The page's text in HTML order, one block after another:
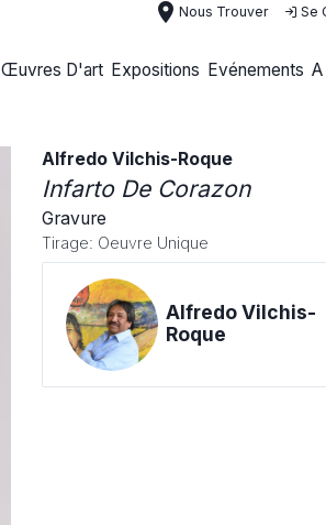
place Nous Trouver Se
Œuvres D'art Expositions Evénements
Alfredo Vilchis-Roque
Infarto De Corazon
Gravure
Tirage: Oeuvre Unique
Alfredo Vilchis-
Roque